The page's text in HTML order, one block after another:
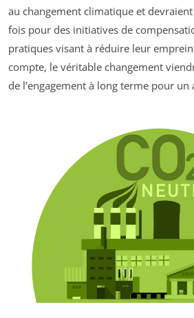
au changement climatique et devraient
fois pour des initiatives de
pratiques visant à réduire leur
compte, le véritable changement
de l’engagement à long terme pour